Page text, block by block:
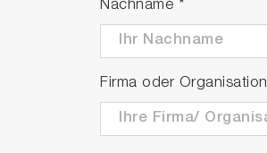
Nachname *
Firma oder Organisation